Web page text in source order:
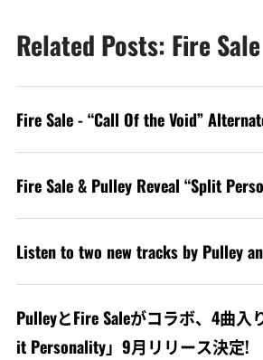
Related Posts: Fire Sale
Fire Sale - “Call Of the Void”
Fire Sale & Pulley Reveal “Split
Listen to two new tracks by Pulley
PulleyとFire Saleがコラボ、4曲入
it Personality」9月リリース決定!